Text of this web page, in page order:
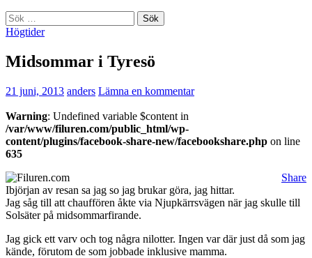
Sök
efter:
Högtider
Midsommar i Tyresö
21 juni, 2013 anders Lämna en kommentar
Warning: Undefined variable $content in
/var/www/filuren.com/public_html/wp-
content/plugins/facebook-share-new/facebookshare.php on line
635
Share
Ibjörjan av resan sa jag so jag brukar göra, jag hittar.
Jag såg till att chauffören åkte via Njupkärrsvägen när jag skulle till
Solsäter på midsommarfirande.
Jag gick ett varv och tog några nilotter. Ingen var där just då som jag
kände, förutom de som jobbade inklusive mamma.